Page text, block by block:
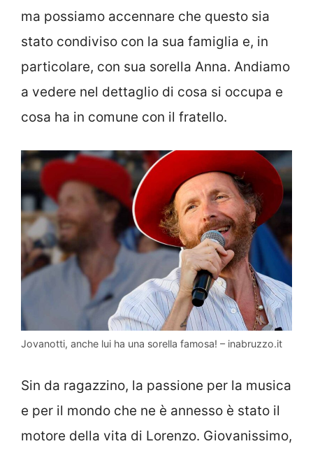
ma possiamo accennare che questo sia
stato condiviso con la sua famiglia e, in
particolare, con sua sorella Anna. Andiamo
a vedere nel dettaglio di cosa si occupa e
cosa ha in comune con il fratello.
Jovanotti, anche lui ha una sorella famosa! – inabruzzo.it
Sin da ragazzino, la passione per la musica
e per il mondo che ne è annesso è stato il
motore della vita di Lorenzo. Giovanissimo,